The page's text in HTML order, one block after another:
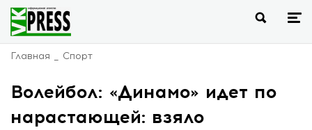
Главная Спорт
Волейбол: «Динамо» идет по
нарастающей: взяло